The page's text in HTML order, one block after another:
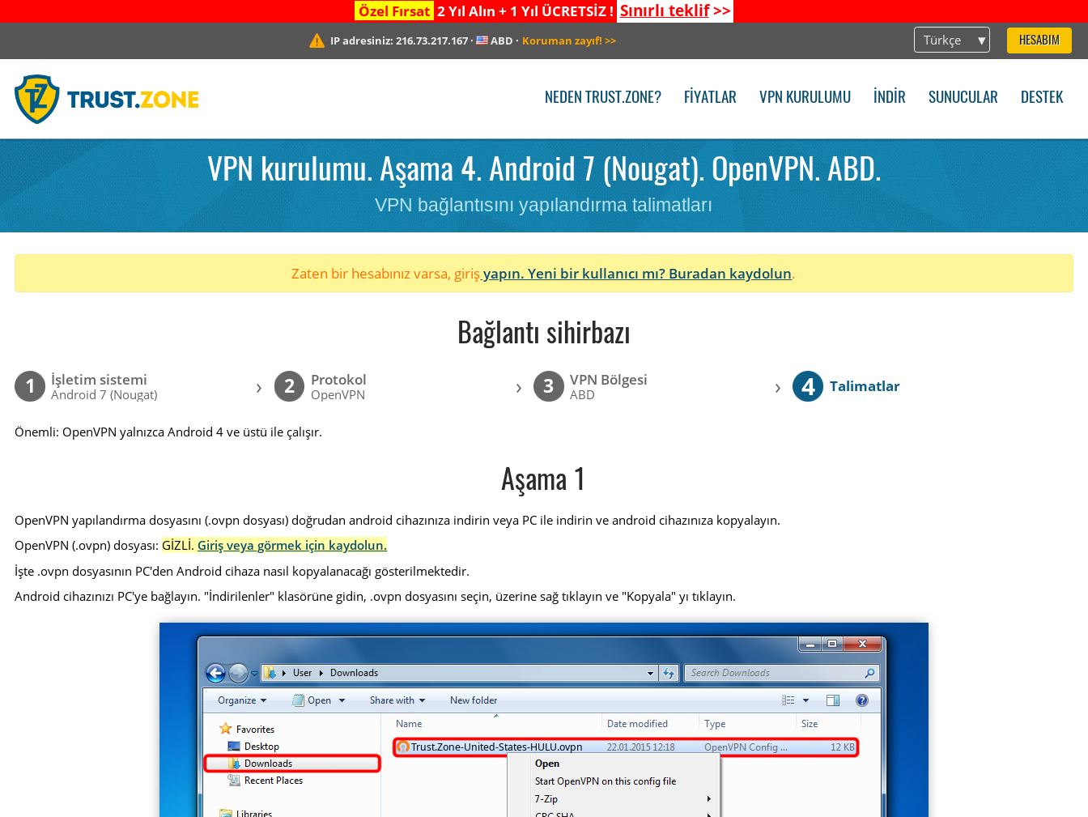
Özel Fırsat 2 Yıl Alın + 1 Yıl ÜCRETSİZ ! Sınırlı teklif>>
Türkçe HESABIM
IP adresiniz:216.73.217.167 · ABD · Koruman zayıf! >>
NEDEN TRUST.ZONE? FIYATLAR VPN KURULUMU İNDIR SUNUCULAR DESTEK
VPN kurulumu. Aşama 4. Android 7 (Nougat). OpenVPN. ABD.
VPN bağlantısını yapılandırma talimatları
Zaten bir hesabınız varsa, girişyapın. Yeni bir kullanıcı mı? Buradan kaydolun.
Bağlantı sihirbazı
1 İşletim sistemi
Android 7 (Nougat) › 2 Protokol
OpenVPN › 3 VPN Bölgesi
ABD › 4 Talimatlar
Önemli: OpenVPN yalnızca Android 4 ve üstü ile çalışır.
Aşama 1
OpenVPN yapılandırma dosyasını (.ovpn dosyası) doğrudan android cihazınıza indirin veya PC ile indirin ve android cihazınıza kopyalayın.
OpenVPN (.ovpn) dosyası: GİZLİ. Giriş veya görmek için kaydolun.
İşte .ovpn dosyasının PC'den Android cihaza nasıl kopyalanacağı gösterilmektedir.
Android cihazınızı PC'ye bağlayın. "İndirilenler" klasörüne gidin, .ovpn dosyasını seçin, üzerine sağ tıklayın ve "Kopyala" yı tıklayın.
Trust.Zone-United-States-HULU.ovpn